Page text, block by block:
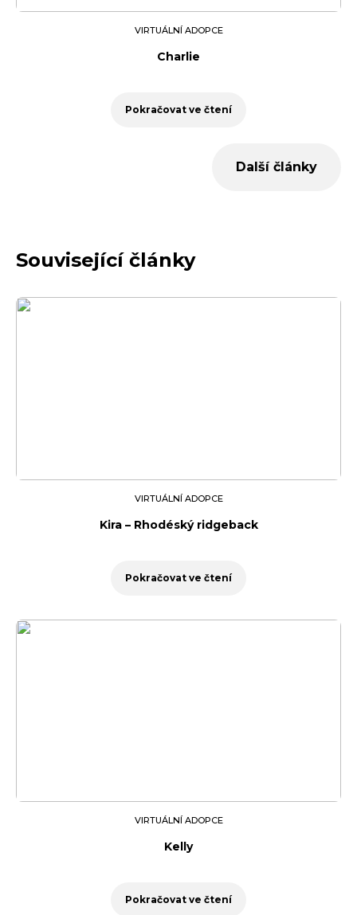
VIRTUÁLNÍ ADOPCE
Charlie
Pokračovat ve čtení
Další články
Související články
VIRTUÁLNÍ ADOPCE
Kira – Rhodéský ridgeback
Pokračovat ve čtení
VIRTUÁLNÍ ADOPCE
Kelly
Pokračovat ve čtení